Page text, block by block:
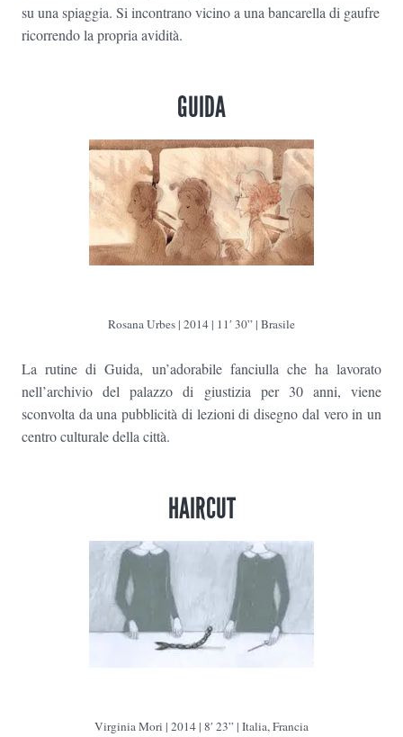
su una spiaggia. Si incontrano vicino a una bancarella di gaufre
ricorrendo la propria avidità.
GUIDA
Rosana Urbes | 2014 | 11′ 30” | Brasile
La rutine di Guida, un’adorabile fanciulla che ha lavorato
nell’archivio del palazzo di giustizia per 30 anni, viene
sconvolta da una pubblicità di lezioni di disegno dal vero in un
centro culturale della città.
HAIRCUT
Virginia Mori | 2014 | 8′ 23” | Italia, Francia